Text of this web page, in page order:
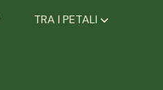
TRA I PETALI